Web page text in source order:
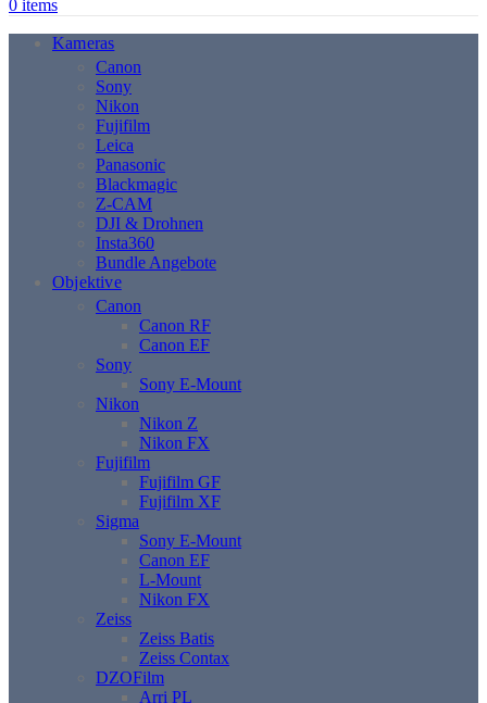
0 items
Kameras
Canon
Sony
Nikon
Fujifilm
Leica
Panasonic
Blackmagic
Z-CAM
DJI & Drohnen
Insta360
Bundle Angebote
Objektive
Canon
Canon RF
Canon EF
Sony
Sony E-Mount
Nikon
Nikon Z
Nikon FX
Fujifilm
Fujifilm GF
Fujifilm XF
Sigma
Sony E-Mount
Canon EF
L-Mount
Nikon FX
Zeiss
Zeiss Batis
Zeiss Contax
DZOFilm
Arri PL